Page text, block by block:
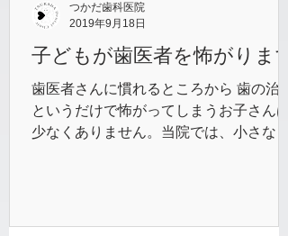
子どもが歯医者を怖がります
歯医者さんに慣れるところから 歯の治療
というだけで怖がってしまうお子さんは
少なくありません。当院では、小さなお
つかだ歯科医院
2019年9月18日